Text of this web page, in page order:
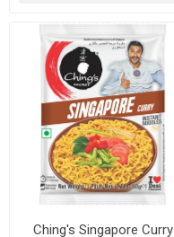
Ching's Singapore Curry